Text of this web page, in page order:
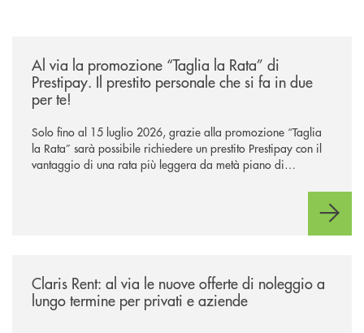
Al via la promozione “Taglia la Rata” di
Prestipay. Il prestito personale che si fa in due
per te!
Solo fino al 15 luglio 2026, grazie alla promozione “Taglia
la Rata” sarà possibile richiedere un prestito Prestipay con il
vantaggio di una rata più leggera da metà piano di
Claris Rent: al via le nuove offerte di noleggio a
lungo termine per privati e aziende